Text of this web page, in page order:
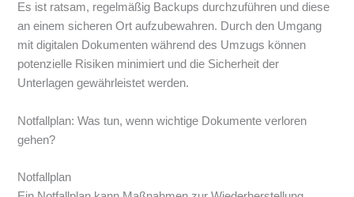
Es ist ratsam, regelmäßig Backups durchzuführen und diese
an einem sicheren Ort aufzubewahren. Durch den Umgang
mit digitalen Dokumenten während des Umzugs können
potenzielle Risiken minimiert und die Sicherheit der
Unterlagen gewährleistet werden.
Notfallplan: Was tun, wenn wichtige Dokumente verloren
gehen?
Notfallplan